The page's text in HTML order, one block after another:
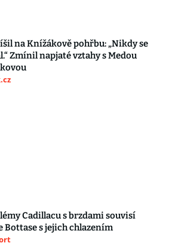
na Knížákově pohřbu: „Nikdy se
Zmínil napjaté vztahy s Medou
Cadillacu s brzdami souvisí
Bottase s jejich chlazením